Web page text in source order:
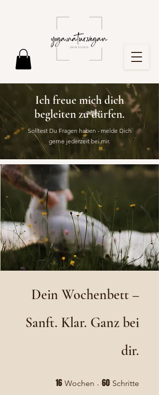
Ich freue mich dich
begleiten zu dürfen.
Solltest Du Fragen haben - melde Dich
gerne jederzeit bei mir.
Dein Wochenbett –
Sanft. Klar. Ganz bei
dir.
16 Wochen 16 Wochen
60 Schritte